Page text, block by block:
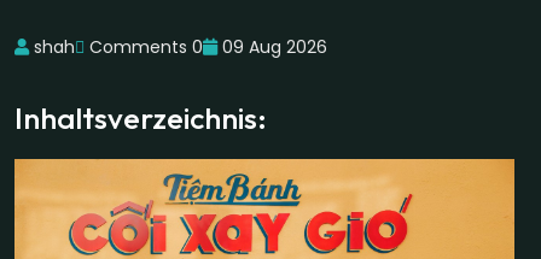
shah Comments 0 09 Aug 2026
Inhaltsverzeichnis: